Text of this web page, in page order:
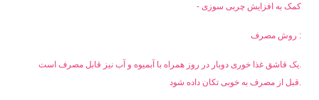
- کمک به افزایش چربی سوزی
روش مصرف :